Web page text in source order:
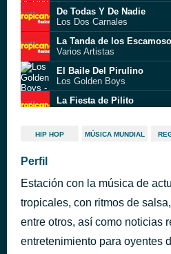
De Todas Y De Nadie
Los Dos Carnales
La Tanda de los
Varios Artistas
El Baile Del Pirulino
Los Golden Boys
La Fiesta de Pilito
VOLVIO EL GITANO
La Cumbia de Diciembre
Rodolfo Aicardi Y Su Tipica
El Parche del Cucarron
Los Marinillos
HIP HOP MÚSICA MUNDIAL
Perfil
Estación con la música de
tropicales, con ritmos de
entre otros, así como noticias
entretenimiento para oyentes